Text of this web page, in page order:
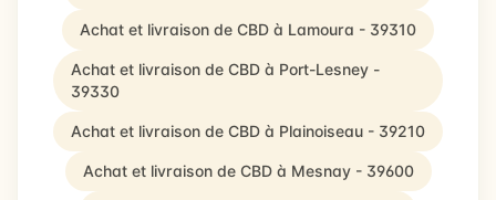
Achat et livraison de CBD à Lamoura - 39310
Achat et livraison de CBD à Port-Lesney -
39330
Achat et livraison de CBD à Plainoiseau - 39210
Achat et livraison de CBD à Mesnay - 39600